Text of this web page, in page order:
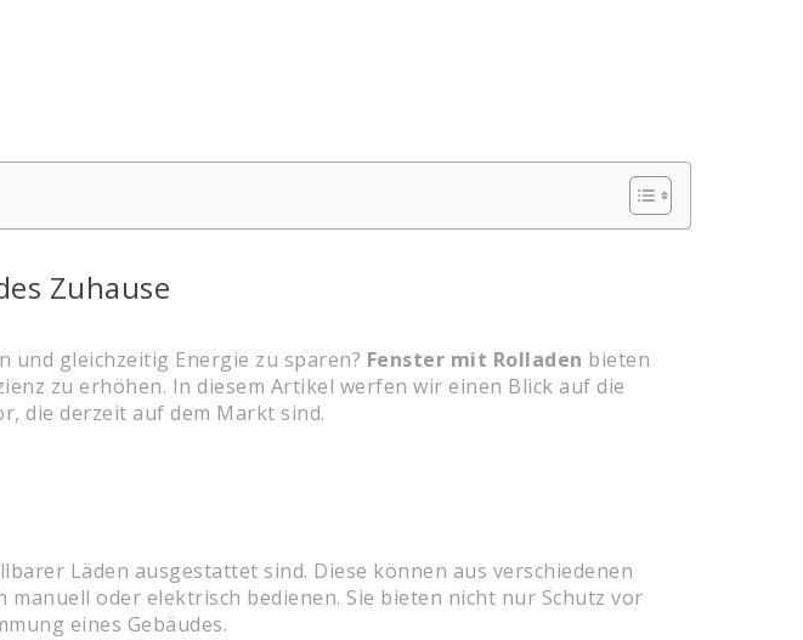
Zuhause
und gleichzeitig Energie zu sparen? Fenster mit Rolladen bieten
zu erhöhen. In diesem Artikel werfen wir einen Blick auf die
die derzeit auf dem Markt sind.
Läden ausgestattet sind. Diese können aus verschiedenen
oder elektrisch bedienen. Sie bieten nicht nur Schutz vor
eines Gebäudes.